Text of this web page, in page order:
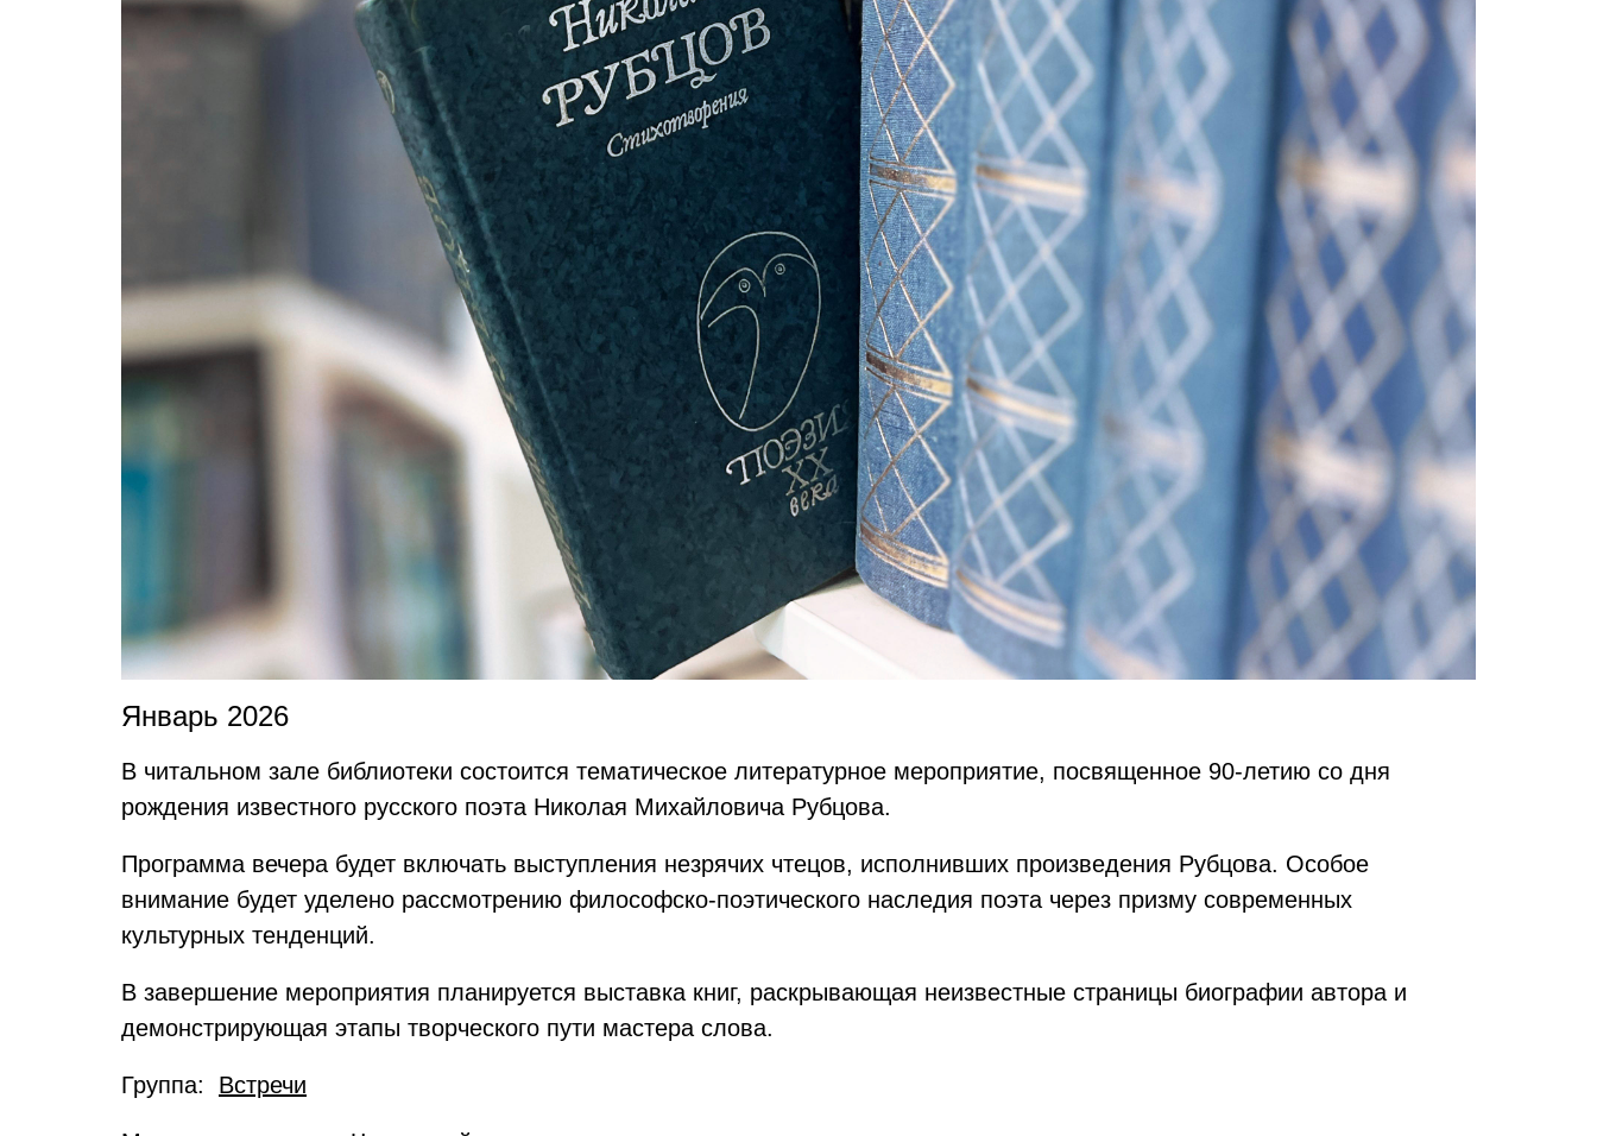
Январь 2026
В читальном зале библиотеки состоится тематическое литературное мероприятие, посвященное 90-летию со дня
рождения известного русского поэта Николая Михайловича Рубцова.
Программа вечера будет включать выступления незрячих чтецов, исполнивших произведения Рубцова. Особое
внимание будет уделено рассмотрению философско-поэтического наследия поэта через призму современных
культурных тенденций.
В завершение мероприятия планируется выставка книг, раскрывающая неизвестные страницы биографии автора и
демонстрирующая этапы творческого пути мастера слова.
Группа: Встречи